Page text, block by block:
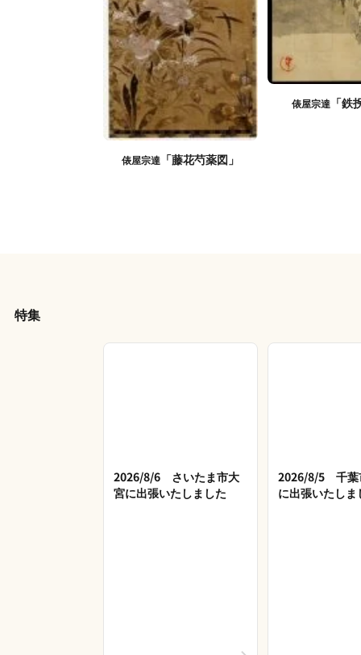
俵屋宗達 「藤花芍薬図」
俵屋宗達 「鉄
特集
2026/8/6 さいたま市大
宮に出張いたしました
2026/8/5 千葉
に出張いたしま